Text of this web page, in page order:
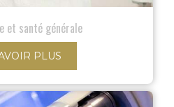
et santé générale
PLUS